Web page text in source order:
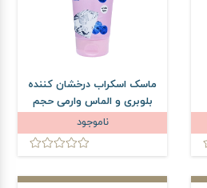
ماسک اسکراب درخشان کننده
بلوبری و الماس وارمی حجم
150 میلی لیترناموجود